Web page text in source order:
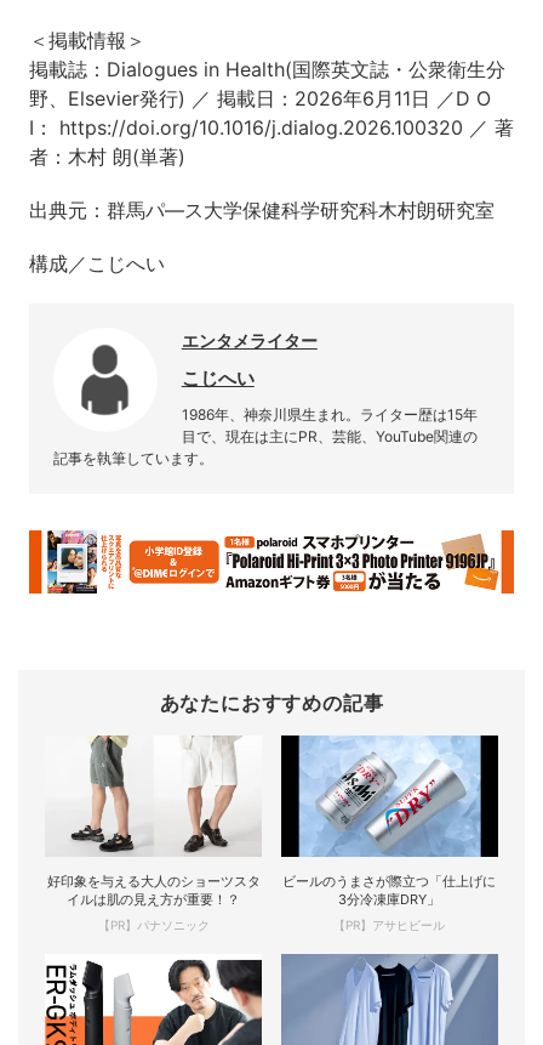
＜掲載情報＞
掲載誌：Dialogues in Health(国際英文誌・公衆衛生分
野、Elsevier発行) ／ 掲載日：2026年6月11日 ／D O
I： https://doi.org/10.1016/j.dialog.2026.100320 ／ 著
者：木村 朗(単著)
出典元：群馬パ―ス大学保健科学研究科木村朗研究室
構成／こじへい
エンタメライター
こじへい
1986年、神奈川県生まれ。ライター歴は15年
目で、現在は主にPR、芸能、YouTube関連の
記事を執筆しています。
あなたにおすすめの記事
好印象を与える大人のショーツスタ
イルは肌の見え方が重要！？
【PR】パナソニック
ビールのうまさが際立つ「仕上げに
3分冷凍庫DRY」
【PR】アサヒビール